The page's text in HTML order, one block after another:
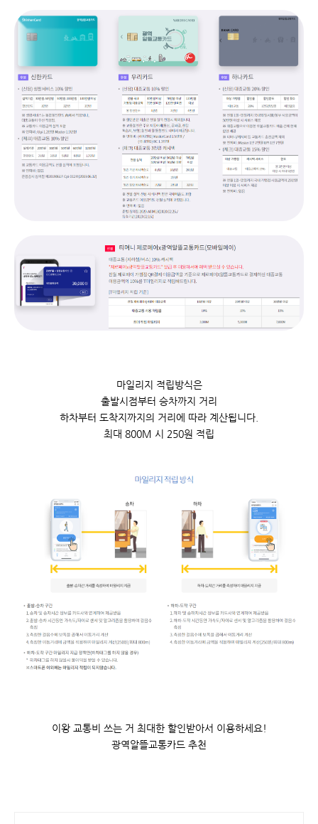
마일리지 적립방식은
출발시점부터 승차까지 거리
하차부터 도착지까지의 거리에 따라 계산됩니다.
최대 800M 시 250원 적립
이왕 교통비 쓰는 거 최대한 할인받아서 이용하세요!
광역알뜰교통카드 추천